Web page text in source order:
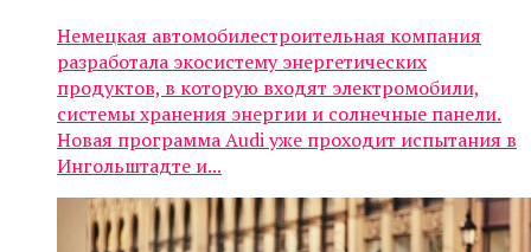
Немецкая автомобилестроительная компания
разработала экосистему энергетических
продуктов, в которую входят электромобили,
системы хранения энергии и солнечные панели.
Новая программа Audi уже проходит испытания в
Ингольштадте и...